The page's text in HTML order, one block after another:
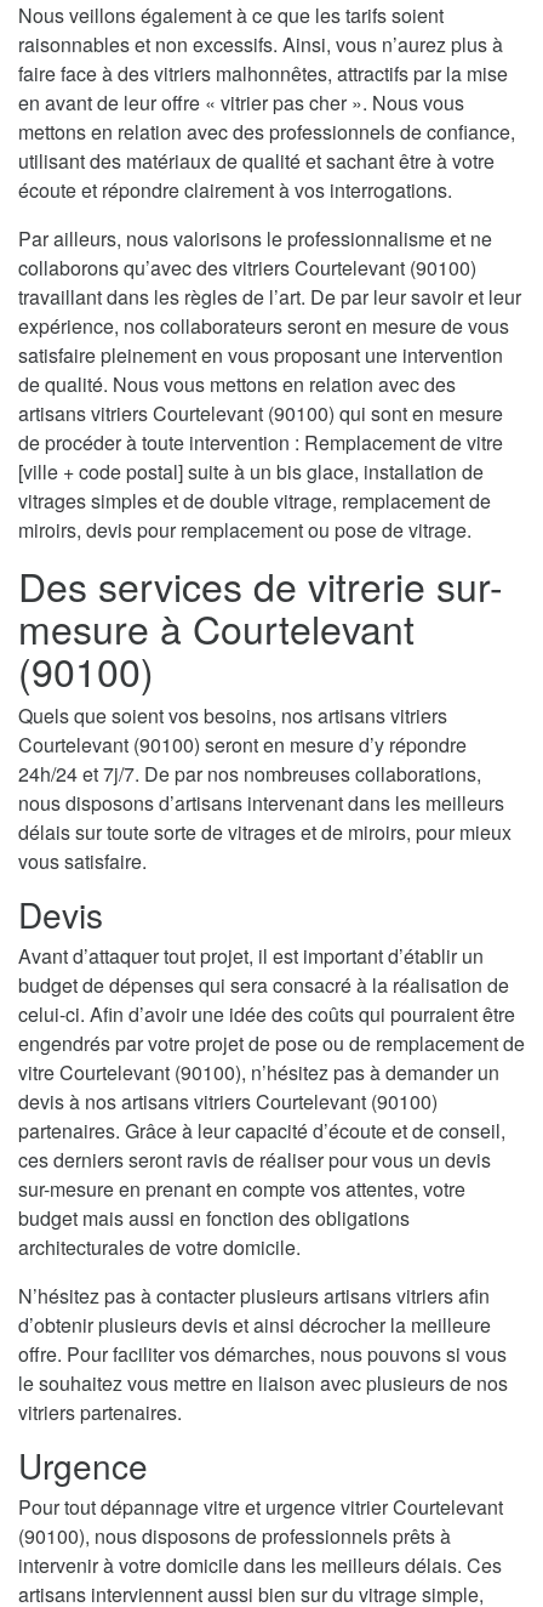
Nous veillons également à ce que les tarifs soient
raisonnables et non excessifs. Ainsi, vous n’aurez plus à
faire face à des vitriers malhonnêtes, attractifs par la mise
en avant de leur offre « vitrier pas cher ». Nous vous
mettons en relation avec des professionnels de confiance,
utilisant des matériaux de qualité et sachant être à votre
écoute et répondre clairement à vos interrogations.
Par ailleurs, nous valorisons le professionnalisme et ne
collaborons qu’avec des vitriers Courtelevant (90100)
travaillant dans les règles de l’art. De par leur savoir et leur
expérience, nos collaborateurs seront en mesure de vous
satisfaire pleinement en vous proposant une intervention
de qualité. Nous vous mettons en relation avec des
artisans vitriers Courtelevant (90100) qui sont en mesure
de procéder à toute intervention : Remplacement de vitre
[ville + code postal] suite à un bis glace, installation de
vitrages simples et de double vitrage, remplacement de
miroirs, devis pour remplacement ou pose de vitrage.
Des services de vitrerie sur-
mesure à Courtelevant
(90100)
Quels que soient vos besoins, nos artisans vitriers
Courtelevant (90100) seront en mesure d’y répondre
24h/24 et 7j/7. De par nos nombreuses collaborations,
nous disposons d’artisans intervenant dans les meilleurs
délais sur toute sorte de vitrages et de miroirs, pour mieux
vous satisfaire.
Devis
Avant d’attaquer tout projet, il est important d’établir un
budget de dépenses qui sera consacré à la réalisation de
celui-ci. Afin d’avoir une idée des coûts qui pourraient être
engendrés par votre projet de pose ou de remplacement de
vitre Courtelevant (90100), n’hésitez pas à demander un
devis à nos artisans vitriers Courtelevant (90100)
partenaires. Grâce à leur capacité d’écoute et de conseil,
ces derniers seront ravis de réaliser pour vous un devis
sur-mesure en prenant en compte vos attentes, votre
budget mais aussi en fonction des obligations
architecturales de votre domicile.
N’hésitez pas à contacter plusieurs artisans vitriers afin
d’obtenir plusieurs devis et ainsi décrocher la meilleure
offre. Pour faciliter vos démarches, nous pouvons si vous
le souhaitez vous mettre en liaison avec plusieurs de nos
vitriers partenaires.
Urgence
Pour tout dépannage vitre et urgence vitrier Courtelevant
(90100), nous disposons de professionnels prêts à
intervenir à votre domicile dans les meilleurs délais. Ces
artisans interviennent aussi bien sur du vitrage simple,